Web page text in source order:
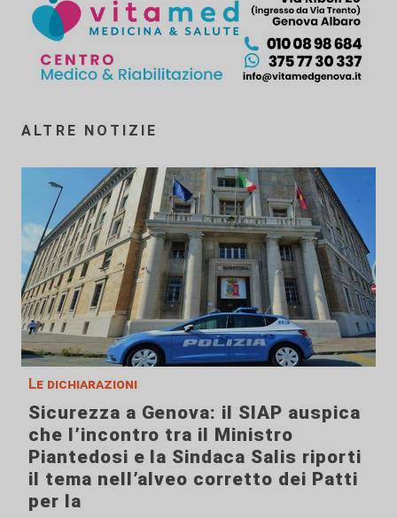
ALTRE NOTIZIE
Le dichiarazioni
Sicurezza a Genova: il SIAP auspica
che l’incontro tra il Ministro
Piantedosi e la Sindaca Salis riporti
il tema nell’alveo corretto dei Patti
per la